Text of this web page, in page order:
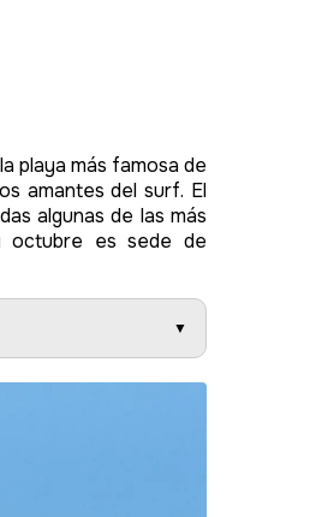
playa más famosa de
amantes del surf. El
algunas de las más
octubre es sede de